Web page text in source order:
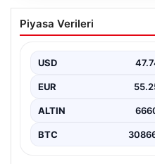
Fenerbahçe’nin
Trabzonspor da
İtalya Serie A'da Napoli
Piyasa Verileri
USD
EUR
ALTIN
BTC